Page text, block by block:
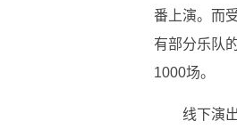
番上演。而
有部分乐队
1000场。
线下演